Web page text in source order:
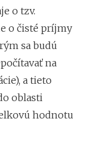
o tzv.
o čisté príjmy
sa budú
na
a tieto
oblasti
hodnotu